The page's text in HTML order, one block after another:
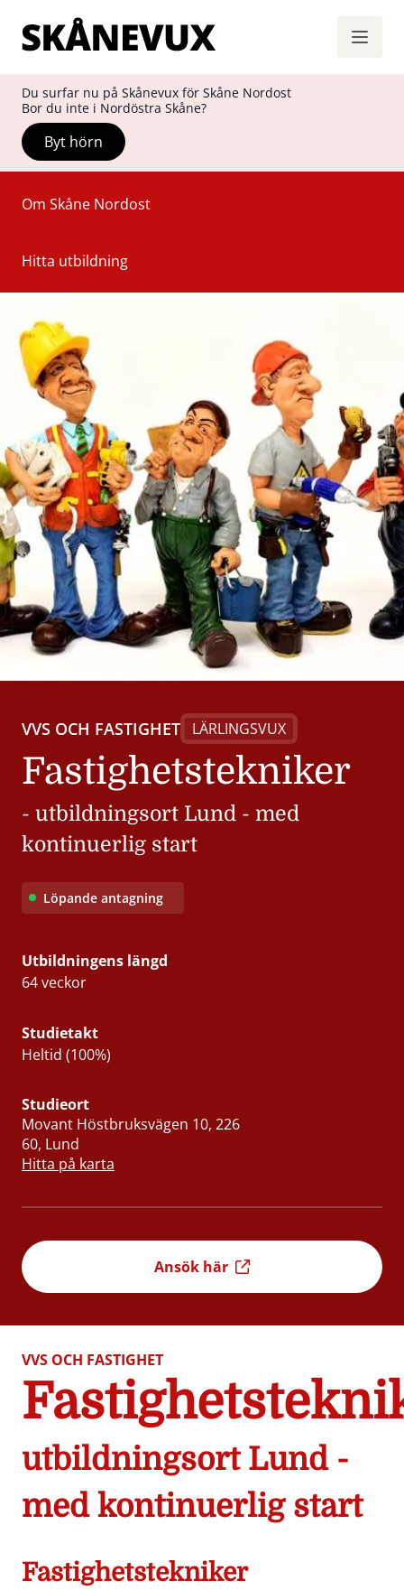
Hoppa till innehåll
Skånevux
Du surfar nu på Skånevux för Skåne Nordost
Bor du inte i Nordöstra Skåne?
Byt hörn
Om Skåne Nordost
Hitta utbildning
VVS OCH FASTIGHET LÄRLINGSVUX
Fastighetstekniker
- utbildningsort Lund - med
kontinuerlig start
Löpande antagning
Utbildningens längd
64 veckor
Studietakt
Heltid (100%)
Studieort
Movant Höstbruksvägen 10, 226
60, Lund
Hitta på karta
Ansök här
VVS OCH FASTIGHET
utbildningsort Lund -
med kontinuerlig start
Fastighetstekniker